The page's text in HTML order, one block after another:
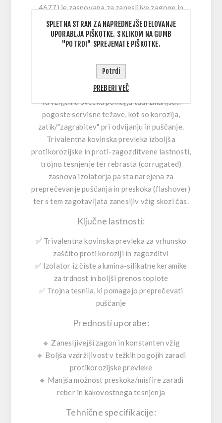
4677) je zasnovana za zanesljive zagone in
stabilno iskro v zahtevnih pogojih vožnje.
Zaradi bakrenega jedra in kakovostnih
izolatorskih materialov učinkovito odvaja
idealno, ko želiš, da motor teče čisto in
zanesljivo.
Ta vžigalna svečka pomaga tudi zmanjšati
pogoste servisne težave, kot so korozija,
zatik/"zagrabitev" pri odvijanju in puščanje.
Trivalentna kovinska prevleka izboljša
protikorozijske in proti-zagozditvene lastnosti,
trojno tesnjenje ter rebrasta (corrugated)
zasnova izolatorja pa sta narejena za
preprečevanje puščanja in preskoka (flashover)
ter s tem zagotavljata zanesljiv vžig skozi čas.
Ključne lastnosti:
✅ Trivalentna kovinska prevleka za vrhunsko
zaščito proti koroziji in zagozditvi
✅ Izolator iz čiste alumina-silikatne keramike
za trdnost in boljši prenos toplote
✅ Trojna tesnila, ki pomagajo preprečevati
puščanje
Prednosti uporabe:
🔹 Zanesljivejši zagon in konstanten vžig
🔹 Boljša vzdržljivost v težkih pogojih zaradi
protikorozijske prevleke
🔹 Manjša možnost preskoka/misfire zaradi
reber in kakovostnega tesnjenja
Tehnične specifikacije:
SPLETNA STRAN ZA NAPREDNEJŠE DELOVANJE
UPORABLJA PIŠKOTKE. S KLIKOM NA GUMB
"POTRDI" SPREJEMATE PIŠKOTKE.
Potrdi
PREBERI VEČ